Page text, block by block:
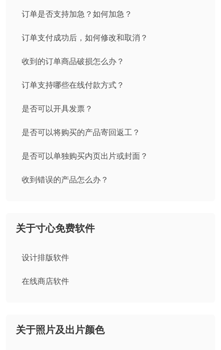
订单是否支持加急？如何加急？
订单支付成功后，如何修改和取消？
收到的订单商品破损怎么办？
订单支持哪些在线付款方式？
是否可以开具发票？
是否可以将购买的产品寄回返工？
是否可以单独购买内页出片或封面？
收到错误的产品怎么办？
关于寸心免费软件
设计排版软件
在线商店软件
关于照片及出片颜色